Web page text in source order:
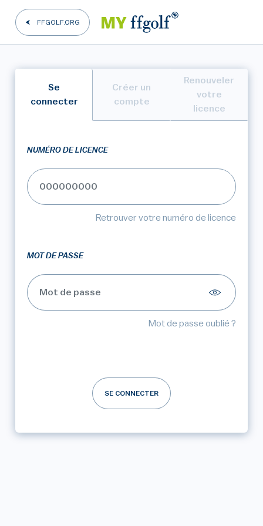
FFGOLF.ORG
Se
connecter
Créer un
compte
Renouveler
votre
licence
NUMÉRO DE LICENCE
Retrouver votre numéro de licence
MOT DE PASSE
Mot de passe oublié ?
SE CONNECTER